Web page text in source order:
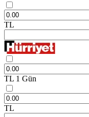
TL
TL 1 Gün
TL